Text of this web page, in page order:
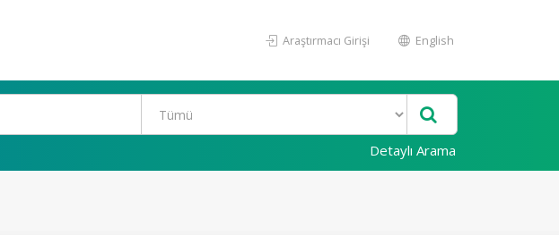
Araştırmacı Girişi English
Detaylı Arama